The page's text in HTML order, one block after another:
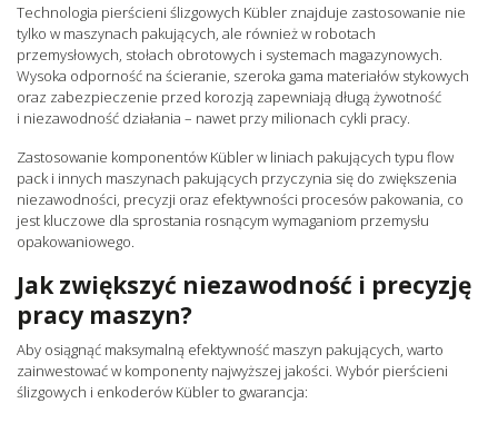
Technologia pierścieni ślizgowych Kübler znajduje zastosowanie nie
tylko w maszynach pakujących, ale również w robotach
przemysłowych, stołach obrotowych i systemach magazynowych.
Wysoka odporność na ścieranie, szeroka gama materiałów stykowych
oraz zabezpieczenie przed korozją zapewniają długą żywotność
i niezawodność działania – nawet przy milionach cykli pracy.
Zastosowanie komponentów Kübler w liniach pakujących typu flow
pack i innych maszynach pakujących przyczynia się do zwiększenia
niezawodności, precyzji oraz efektywności procesów pakowania, co
jest kluczowe dla sprostania rosnącym wymaganiom przemysłu
opakowaniowego.
Jak zwiększyć niezawodność i precyzję
pracy maszyn?
Aby osiągnąć maksymalną efektywność maszyn pakujących, warto
zainwestować w komponenty najwyższej jakości. Wybór pierścieni
ślizgowych i enkoderów Kübler to gwarancja: